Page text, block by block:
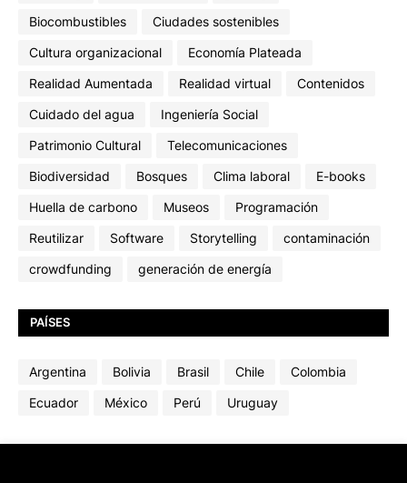
Biocombustibles
Ciudades sostenibles
Cultura organizacional
Economía Plateada
Realidad Aumentada
Realidad virtual
Contenidos
Cuidado del agua
Ingeniería Social
Patrimonio Cultural
Telecomunicaciones
Biodiversidad
Bosques Clima laboral
E-books
Huella de carbono
Museos
Programación
Reutilizar
Software Storytelling
contaminación
crowdfunding
generación de energía
PAÍSES
Argentina Bolivia Brasil Chile
Colombia
Ecuador
México Perú Uruguay